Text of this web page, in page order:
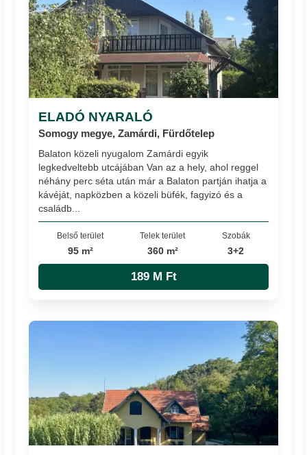
ELADÓ NYARALÓ
Somogy megye, Zamárdi, Fürdőtelep
Balaton közeli nyugalom Zamárdi egyik
legkedveltebb utcájában Van az a hely, ahol reggel
néhány perc séta után már a Balaton partján ihatja a
kávéját, napközben a közeli büfék, fagyizó és a
családb...
Belső terület
95 m²
Telek terület
360 m²
Szobák
3+2
189 M Ft